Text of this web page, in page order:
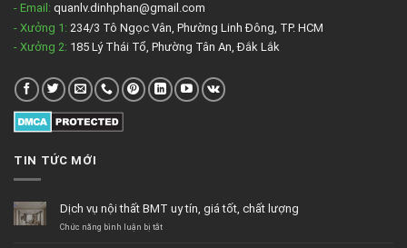
- Email: quanlv.dinhphan@gmail.com
- Xưởng 1: 234/3 Tô Ngọc Vân, Phường Linh Đông, TP. HCM
- Xưởng 2: 185 Lý Thái Tổ, Phường Tân An, Đắk Lắk
TIN TỨC MỚI
Dịch vụ nội thất BMT uy tín, giá tốt, chất lượng
Chức năng bình luận bị tắtở